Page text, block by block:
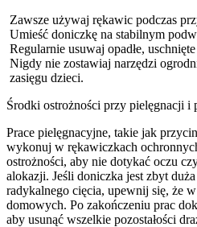
Zawsze używaj rękawic podczas
Umieść doniczkę na stabilnym
Regularnie usuwaj opadłe,
Nigdy nie zostawiaj narzędzi
zasięgu dzieci.
Środki ostrożności przy pielęgnacji i
Prace pielęgnacyjne, takie jak
wykonuj w rękawiczkach
ostrożności, aby nie dotykać oczu
alokazji. Jeśli doniczka jest zbyt
radykalnego cięcia, upewnij się, że
domowych. Po zakończeniu prac
aby usunąć wszelkie pozostałości